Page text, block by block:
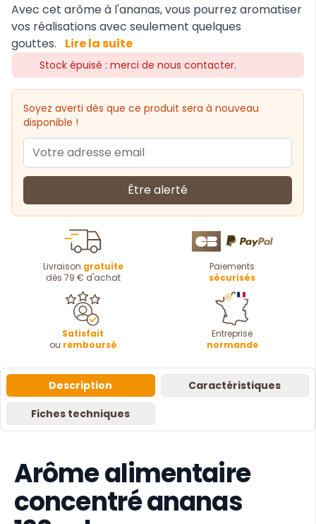
Avec cet arôme à l'ananas, vous pourrez aromatiser
vos réalisations avec seulement quelques
gouttes.
Lire la suite
Stock épuisé : merci de nous contacter.
Soyez averti dès que ce produit sera à nouveau
disponible !
Être alerté
Livraison gratuite
dès 79 € d'achat
Paiements
sécurisés
Satisfait
ou remboursé
Entreprise
normande
Description
Caractéristiques
Fiches techniques
Arôme alimentaire
concentré ananas